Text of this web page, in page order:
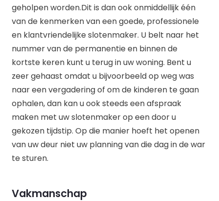
geholpen worden.Dit is dan ook onmiddellijk één
van de kenmerken van een goede, professionele
en klantvriendelijke slotenmaker. U belt naar het
nummer van de permanentie en binnen de
kortste keren kunt u terug in uw woning. Bent u
zeer gehaast omdat u bijvoorbeeld op weg was
naar een vergadering of om de kinderen te gaan
ophalen, dan kan u ook steeds een afspraak
maken met uw slotenmaker op een door u
gekozen tijdstip. Op die manier hoeft het openen
van uw deur niet uw planning van die dag in de war
te sturen.
Vakmanschap